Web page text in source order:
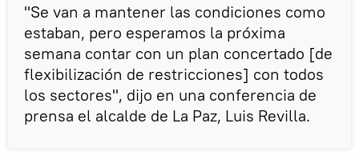
"Se van a mantener las condiciones como
estaban, pero esperamos la próxima
semana contar con un plan concertado [de
flexibilización de restricciones] con todos
los sectores", dijo en una conferencia de
prensa el alcalde de La Paz, Luis Revilla.